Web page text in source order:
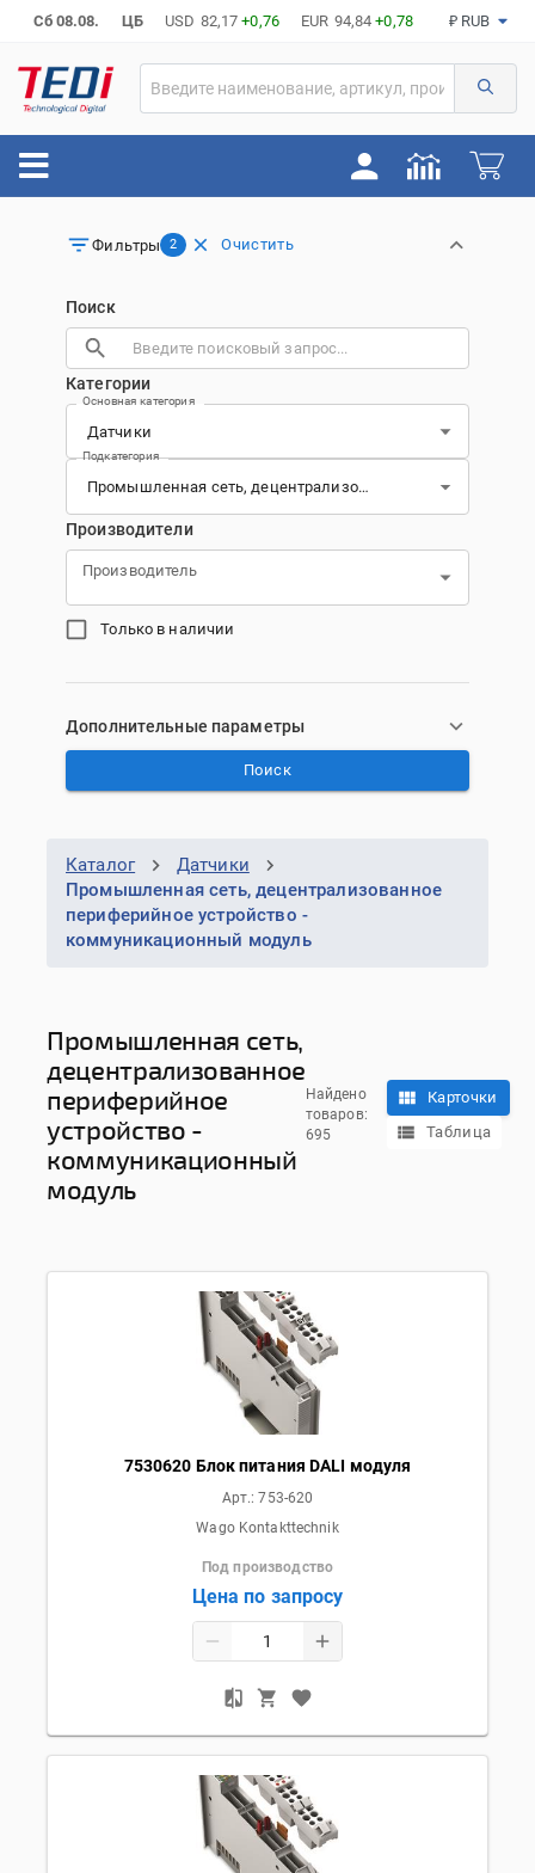
Сб 08.08. ЦБ USD 82,17 +0,76 EUR 94,84 +0,78 ₽ RUB
Фильтры 2 Очистить
Поиск
Категории
Основная категория
Подкатегория
Производители
Производитель
Только в наличии
Дополнительные параметры
Поиск
Каталог
Датчики
Промышленная сеть, децентрализованное
периферийное устройство -
коммуникационный модуль
Промышленная сеть,
децентрализованное
периферийное
устройство -
коммуникационный
модуль
Найдено
товаров:
695
Карточки
Таблица
7530620 Блок питания DALI модуля
Арт.:753-620
Wago Kontakttechnik
Под производство
Цена по запросу